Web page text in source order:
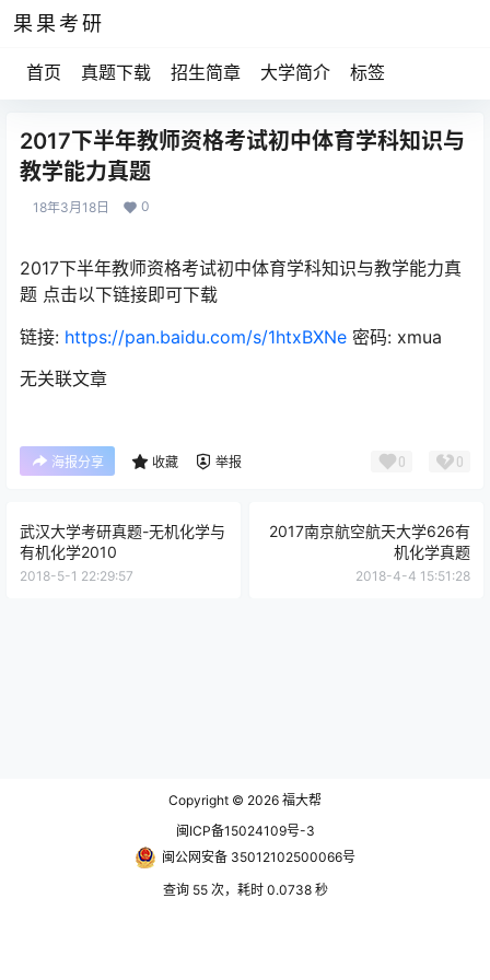
果果考研
首页 真题下载 招生简章 大学简介 标签
2017下半年教师资格考试初中体育学科知识与
教学能力真题
18年3月18日 0
2017下半年教师资格考试初中体育学科知识与教学能力真
题 点击以下链接即可下载
链接: https://pan.baidu.com/s/1htxBXNe 密码: xmua
无关联文章
海报分享 收藏 举报 0 0
武汉大学考研真题-无机化学与
有机化学2010
2018-5-1 22:29:57
2017南京航空航天大学626有
机化学真题
2018-4-4 15:51:28
Copyright © 2026 福大帮
闽ICP备15024109号-3
闽公网安备 35012102500066号
查询 55 次，耗时 0.0738 秒